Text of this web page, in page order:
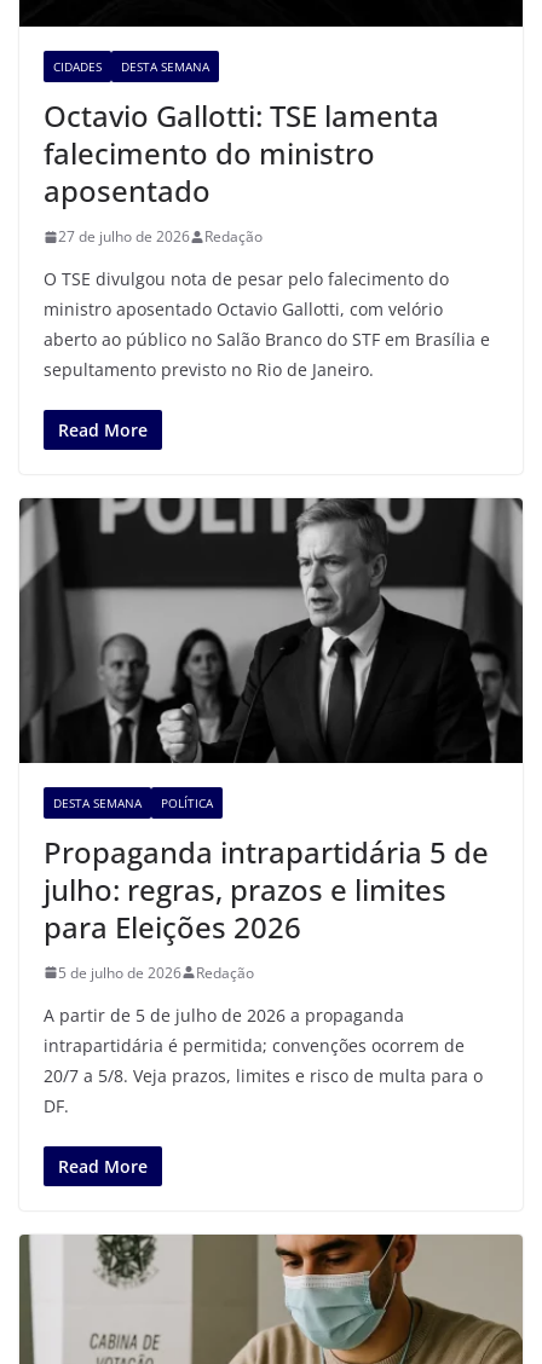
CIDADES DESTA SEMANA
Octavio Gallotti: TSE lamenta
falecimento do ministro
aposentado
27 de julho de 2026 Redação
O TSE divulgou nota de pesar pelo falecimento do
ministro aposentado Octavio Gallotti, com velório
aberto ao público no Salão Branco do STF em Brasília e
sepultamento previsto no Rio de Janeiro.
Read More
DESTA SEMANA POLÍTICA
Propaganda intrapartidária 5 de
julho: regras, prazos e limites
para Eleições 2026
5 de julho de 2026 Redação
A partir de 5 de julho de 2026 a propaganda
intrapartidária é permitida; convenções ocorrem de
20/7 a 5/8. Veja prazos, limites e risco de multa para o
DF.
Read More